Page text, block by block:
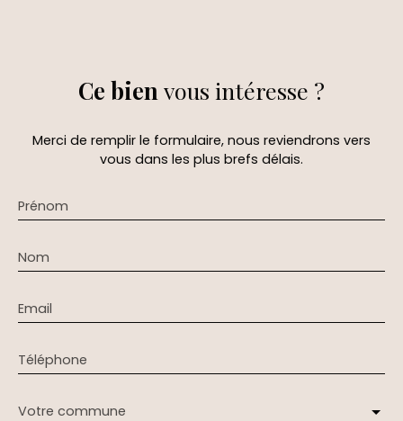
Ce bien vous intéresse ?
Merci de remplir le formulaire, nous reviendrons vers
vous dans les plus brefs délais.
Prénom
Nom
Email
Téléphone
Votre commune